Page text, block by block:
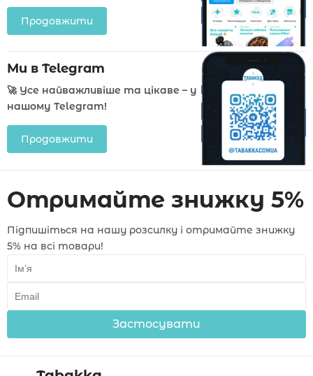
Продовжити
Ми в Telegram
🚀 Усе найважливіше та цікаве – у
нашому Telegram!
Продовжити
Отримайте знижку 5%
Підпишіться на нашу розсилку і отримайте знижку
5% на всі товари!
Застосувати